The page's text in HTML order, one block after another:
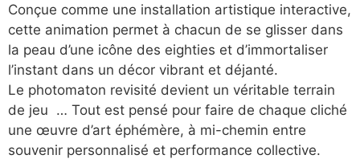
Conçue comme une installation artistique interactive,
cette animation permet à chacun de se glisser dans
la peau d’une icône des eighties et d’immortaliser
l’instant dans un décor vibrant et déjanté.
Le photomaton revisité devient un véritable terrain
de jeu … Tout est pensé pour faire de chaque cliché
une œuvre d’art éphémère, à mi-chemin entre
souvenir personnalisé et performance collective.